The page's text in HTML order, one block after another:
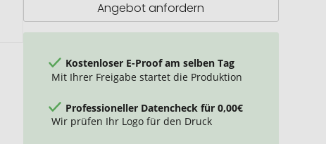
Angebot anfordern
Kostenloser E-Proof am selben Tag
Mit Ihrer Freigabe startet die Produktion
Professioneller Datencheck für 0,00€
Wir prüfen Ihr Logo für den Druck